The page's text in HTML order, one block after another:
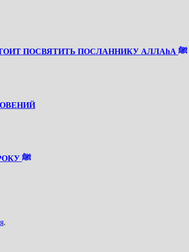
СКОРО РАБИУЛЬ АВВАЛЬ — ВРЕМЯ, КОТОРОЕ СТОИТ ПОСВЯТИТЬ ПОСЛАННИКУ АЛЛАhА ﷺ
О СОКРАЩЕННОМ НАПИСАНИИ САЛАВАТА ПРОРОКУ ﷺ
.